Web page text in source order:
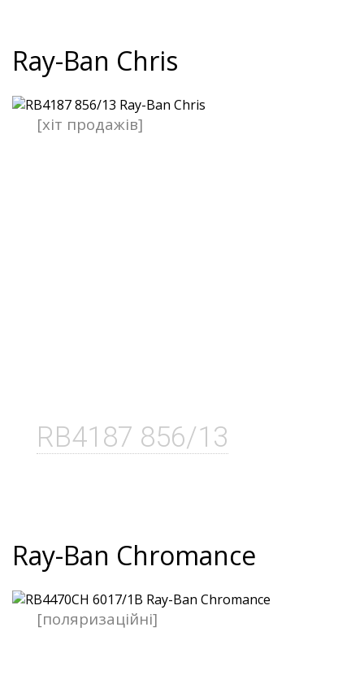
Ray-Ban Chris
RB4187 856/13
[хіт продажів]
Ray-Ban Chromance
[поляризаційні]